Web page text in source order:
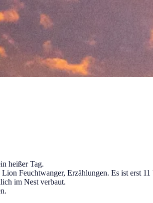
heißer Tag.
Feuchtwanger, Erzählungen. Es ist erst
im Nest verbaut.